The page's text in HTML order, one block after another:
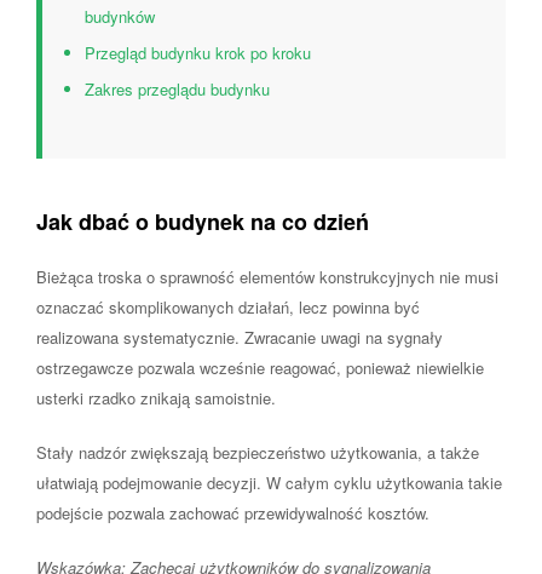
budynków
Przegląd budynku krok po kroku
Zakres przeglądu budynku
Jak dbać o budynek na co dzień
Bieżąca troska o sprawność elementów konstrukcyjnych nie musi
oznaczać skomplikowanych działań, lecz powinna być
realizowana systematycznie. Zwracanie uwagi na sygnały
ostrzegawcze pozwala wcześnie reagować, ponieważ niewielkie
usterki rzadko znikają samoistnie.
Stały nadzór zwiększają bezpieczeństwo użytkowania, a także
ułatwiają podejmowanie decyzji. W całym cyklu użytkowania takie
podejście pozwala zachować przewidywalność kosztów.
Wskazówka: Zachęcaj użytkowników do sygnalizowania